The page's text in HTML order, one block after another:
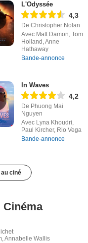
L'Odyssée
4,3
De Christopher Nolan
Avec Matt Damon, Tom
Holland, Anne
Hathaway
Bande-annonce
In Waves
4,2
De Phuong Mai
Nguyen
Avec Lyna Khoudri,
Paul Kircher, Rio Vega
Bande-annonce
ciné
Cinéma
Annabelle Wallis